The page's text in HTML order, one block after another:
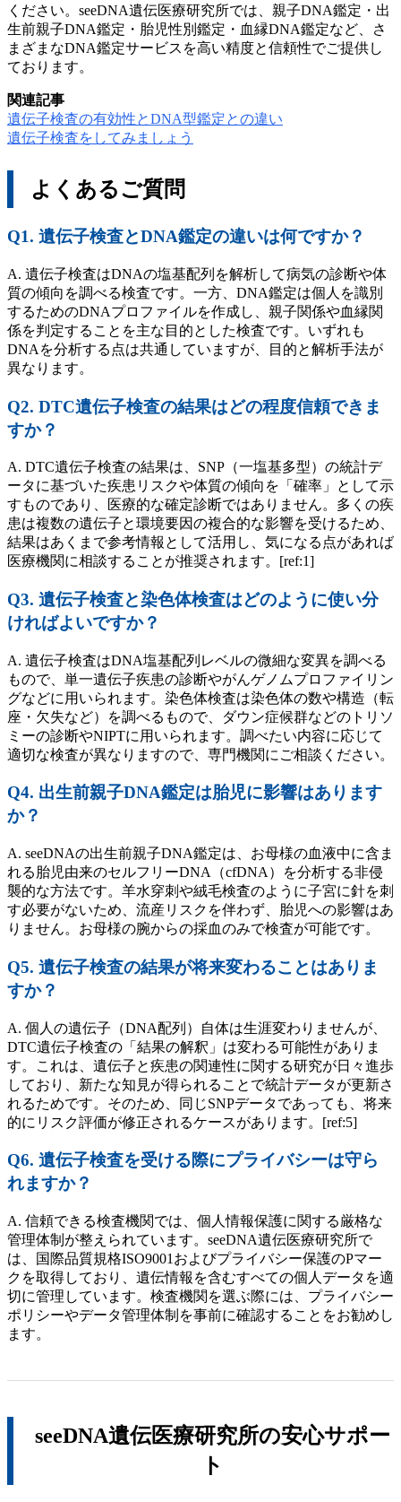
ください。seeDNA遺伝医療研究所では、親子DNA鑑定・出
生前親子DNA鑑定・胎児性別鑑定・血縁DNA鑑定など、さ
まざまなDNA鑑定サービスを高い精度と信頼性でご提供し
ております。
関連記事
遺伝子検査の有効性とDNA型鑑定との違い
遺伝子検査をしてみましょう
よくあるご質問
Q1. 遺伝子検査とDNA鑑定の違いは何ですか？
A. 遺伝子検査はDNAの塩基配列を解析して病気の診断や体
質の傾向を調べる検査です。一方、DNA鑑定は個人を識別
するためのDNAプロファイルを作成し、親子関係や血縁関
係を判定することを主な目的とした検査です。いずれも
DNAを分析する点は共通していますが、目的と解析手法が
異なります。
Q2. DTC遺伝子検査の結果はどの程度信頼できま
すか？
A. DTC遺伝子検査の結果は、SNP（一塩基多型）の統計デ
ータに基づいた疾患リスクや体質の傾向を「確率」として示
すものであり、医療的な確定診断ではありません。多くの疾
患は複数の遺伝子と環境要因の複合的な影響を受けるため、
結果はあくまで参考情報として活用し、気になる点があれば
医療機関に相談することが推奨されます。[ref:1]
Q3. 遺伝子検査と染色体検査はどのように使い分
ければよいですか？
A. 遺伝子検査はDNA塩基配列レベルの微細な変異を調べる
もので、単一遺伝子疾患の診断やがんゲノムプロファイリン
グなどに用いられます。染色体検査は染色体の数や構造（転
座・欠失など）を調べるもので、ダウン症候群などのトリソ
ミーの診断やNIPTに用いられます。調べたい内容に応じて
適切な検査が異なりますので、専門機関にご相談ください。
Q4. 出生前親子DNA鑑定は胎児に影響はあります
か？
A. seeDNAの出生前親子DNA鑑定は、お母様の血液中に含ま
れる胎児由来のセルフリーDNA（cfDNA）を分析する非侵
襲的な方法です。羊水穿刺や絨毛検査のように子宮に針を刺
す必要がないため、流産リスクを伴わず、胎児への影響はあ
りません。お母様の腕からの採血のみで検査が可能です。
Q5. 遺伝子検査の結果が将来変わることはありま
すか？
A. 個人の遺伝子（DNA配列）自体は生涯変わりませんが、
DTC遺伝子検査の「結果の解釈」は変わる可能性がありま
す。これは、遺伝子と疾患の関連性に関する研究が日々進歩
しており、新たな知見が得られることで統計データが更新さ
れるためです。そのため、同じSNPデータであっても、将来
的にリスク評価が修正されるケースがあります。[ref:5]
Q6. 遺伝子検査を受ける際にプライバシーは守ら
れますか？
A. 信頼できる検査機関では、個人情報保護に関する厳格な
管理体制が整えられています。seeDNA遺伝医療研究所で
は、国際品質規格ISO9001およびプライバシー保護のPマー
クを取得しており、遺伝情報を含むすべての個人データを適
切に管理しています。検査機関を選ぶ際には、プライバシー
ポリシーやデータ管理体制を事前に確認することをお勧めし
ます。
seeDNA遺伝医療研究所の安心サポー
ト